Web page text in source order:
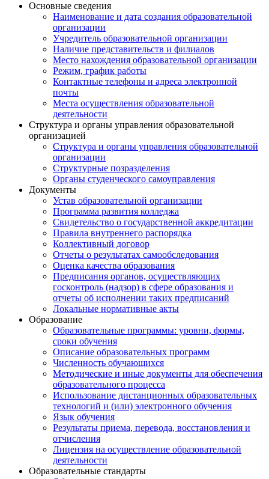
Основные сведения
Наименование и дата создания образовательной
организации
Учредитель образовательной организации
Наличие представительств и филиалов
Место нахождения образовательной организации
Режим, график работы
Контактные телефоны и адреса электронной
почты
Места осуществления образовательной
деятельности
Структура и органы управления образовательной
организацией
Структура и органы управления образовательной
организации
Структурные позразделения
Органы студенческого самоуправления
Документы
Устав образовательной организации
Программа развития колледжа
Свидетельство о государственной аккредитации
Правила внутреннего распорядка
Коллективный договор
Отчеты о результатах самообследования
Оценка качества образования
Предписания органов, осуществляющих
госконтроль (надзор) в сфере образования и
отчеты об исполнении таких предписаний
Локальные нормативные акты
Образование
Образовательные программы: уровни, формы,
сроки обучения
Описание образовательных программ
Численность обучающихся
Методические и иные документы для обеспечения
образовательного процесса
Использование дистанционных образовательных
технологий и (или) электронного обучения
Язык обучения
Результаты приема, перевода, восстановления и
отчисления
Лицензия на осуществление образовательной
деятельности
Образовательные стандарты